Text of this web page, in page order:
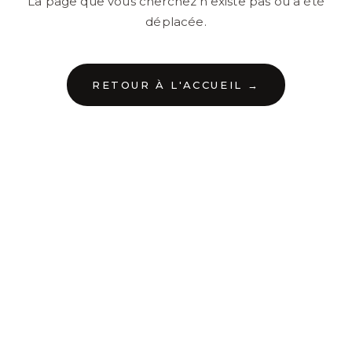
déplacée.
RETOUR À L'ACCUEIL →